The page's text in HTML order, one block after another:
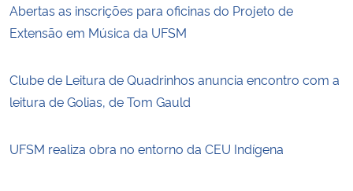
Abertas as inscrições para oficinas do Projeto de
Extensão em Música da UFSM
Clube de Leitura de Quadrinhos anuncia encontro com a
leitura de Golias, de Tom Gauld
UFSM realiza obra no entorno da CEU Indígena